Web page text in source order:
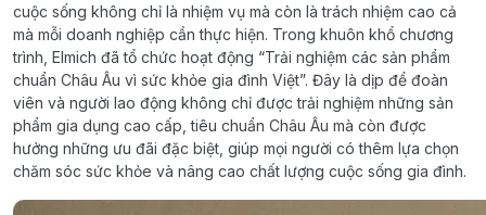
cuộc sống không chỉ là nhiệm vụ mà còn là trách nhiệm cao cả
mà mỗi doanh nghiệp cần thực hiện. Trong khuôn khổ chương
trình, Elmich đã tổ chức hoạt động “Trải nghiệm các sản phẩm
chuẩn Châu Âu vì sức khỏe gia đình Việt”. Đây là dịp để đoàn
viên và người lao động không chỉ được trải nghiệm những sản
phẩm gia dụng cao cấp, tiêu chuẩn Châu Âu mà còn được
hưởng những ưu đãi đặc biệt, giúp mọi người có thêm lựa chọn
chăm sóc sức khỏe và nâng cao chất lượng cuộc sống gia đình.